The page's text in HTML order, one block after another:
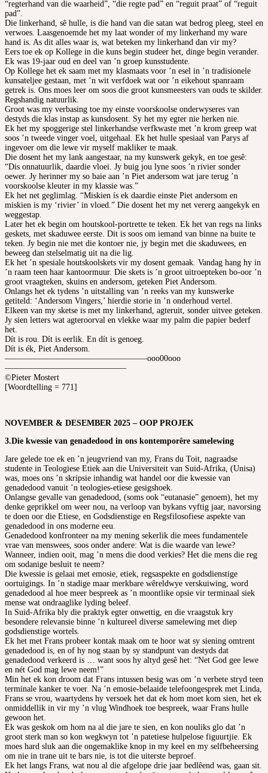
“regterhand van die waarheid”, “die regte pad” en “reguit praat” of “reguit
pad”.
Die linkerhand, sê hulle, is die hand van die satan wat bedrog pleeg, steel en
verwoes. Laasgenoemde het my laat wonder of my linkerhand my ware
hand is. As dit alles waar is, wat beteken my linkerhand dan vir my?
Eers toe ek op Kollege in die kuns begin studeer het, dinge begin verander.
Ek was 19-jaar oud en deel van ’n groep kunsstudente.
Op Kollege het ek saam met my klasmaats voor ’n esel in ’n tradisionele
kunsateljee gestaan, met ’n wit verfdoek wat oor ’n eikehout spanraam
getrek is. Ons moes leer om soos die groot kunsmeesters van ouds te skilder.
Regshandig natuurlik.
Groot was my verbasing toe my einste voorskoolse onderwyseres van
destyds die klas instap as kunsdosent. Sy het my egter nie herken nie.
Ek het my spoggerige stel linkerhandse verfkwaste met ’n krom greep wat
soos ’n tweede vinger voel, uitgehaal. Ek het hulle spesiaal van Parys af
ingevoer om die lewe vir myself makliker te maak.
Die dosent het my lank aangestaar, na my kunswerk gekyk, en toe gesê:
“Dis onnatuurlik, daardie vloei. Jy buig jou lyne soos ’n rivier sonder
oewer. Jy herinner my so baie aan ’n Piet andersom wat jare terug ’n
voorskoolse kleuter in my klassie was.”
Ek het net geglimlag. “Miskien ís ek daardie einste Piet andersom en
miskien is my ‘rivier’ in vloed.” Die dosent het my net vererg aangekyk en
weggestap.
Later het ek begin om houtskool-portrette te teken. Ek het van regs na links
geskets, met skaduwee eerste. Dit is soos om iemand van binne na buite te
teken. Jy begin nie met die kontoer nie, jy begin met die skaduwees, en
beweeg dan stelselmatig uit na die lig.
Ek het ’n spesiale houtskoolskets vir my dosent gemaak. Vandag hang hy in
’n raam teen haar kantoormuur. Die skets is ’n groot uitroepteken bo-oor ’n
groot vraagteken, skuins en andersom, geteken Piet Andersom.
Onlangs het ek tydens ’n uitstalling van ’n reeks van my kunswerke
getiteld: ‘Andersom Vingers,’ hierdie storie in ’n onderhoud vertel.
Elkeen van my sketse is met my linkerhand, agteruit, sonder uitvee geteken.
Jy sien letters wat agteroorval en vlekke waar my palm die papier bederf
het.
Dít is rou. Dít is eerlik. En dít is genoeg.
Dít is ék, Piet Andersom.
—————————————————ooo00ooo
——————————————–
©Pieter Mostert
[Woordtelling = 771]
NOVEMBER & DESEMBER 2025 – OOP PROJEK
3.Die kwessie van genadedood in ons kontemporêre samelewing
Jare gelede toe ek en ’n jeugvriend van my, Frans du Toit, nagraadse
studente in Teologiese Etiek aan die Universiteit van Suid-Afrika, (Unisa)
was, moes ons ’n skripsie inhandig wat handel oor die kwessie van
genadedood vanuit ’n teologies-etiese gesigshoek.
Onlangse gevalle van genadedood, (soms ook “eutanasie” genoem), het my
denke geprikkel om weer nou, na verloop van bykans vyftig jaar, navorsing
te doen oor die Etiese, en Godsdienstige en Regsfilosofiese aspekte van
genadedood in ons moderne eeu.
Genadedood konfronteer na my mening sekerlik die mees fundamentele
vrae van menswees, soos onder andere: Wat is die waarde van lewe?
Wanneer, indien ooit, mag ’n mens die dood verkies? Het die mens die reg
om sodanige besluit te neem?
Die kwessie is gelaai met emosie, etiek, regsaspekte en godsdienstige
oortuigings. In ’n stadige maar merkbare wêreldwye verskuiwing, word
genadedood al hoe meer bespreek as ’n moontlike opsie vir terminaal siek
mense wat ondraaglike lyding beleef.
In Suid-Afrika bly die praktyk egter onwettig, en die vraagstuk kry
besondere relevansie binne ’n kultureel diverse samelewing met diep
godsdienstige wortels.
Ek het met Frans probeer kontak maak om te hoor wat sy siening omtrent
genadedood is, en of hy nog staan by sy standpunt van destyds dat
genadedood verkeerd is … want soos hy altyd gesê het: “Net God gee lewe
en nét God mag lewe neem!”
Min het ek kon droom dat Frans intussen besig was om ’n verbete stryd teen
terminale kanker te voer. Na ’n emosie-belaaide telefoongesprek met Linda,
Frans se vrou, waartydens hy versoek het dat ek hom moet kom sien, het ek
onmiddellik in vir my ’n vlug Windhoek toe bespreek, waar Frans hulle
gewoon het.
Ek was geskok om hom na al die jare te sien, en kon nouliks glo dat ’n
groot sterk man so kon wegkwyn tot ’n patetiese hulpelose figuurtjie. Ek
moes hard sluk aan die ongemaklike knop in my keel en my selfbeheersing
om nie in trane uit te bars nie, is tot die uiterste beproef.
Ek het langs Frans, wat nou al die afgelope drie jaar bedlêend was, gaan sit.